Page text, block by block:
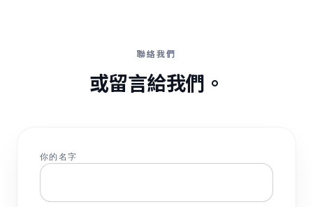
聯絡我們
或留言給我們。
你的名字